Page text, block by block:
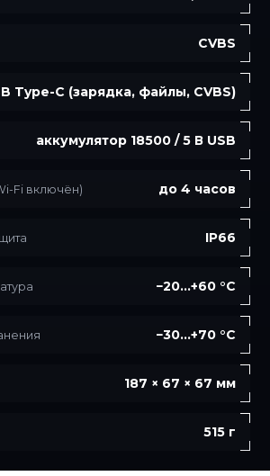
CVBS
Type-C (зарядка, файлы, CVBS)
аккумулятор 18500 / 5 В USB
Fi включён) до 4 часов
IP66
−20…+60 °C
−30…+70 °C
187 × 67 × 67 мм
515 г